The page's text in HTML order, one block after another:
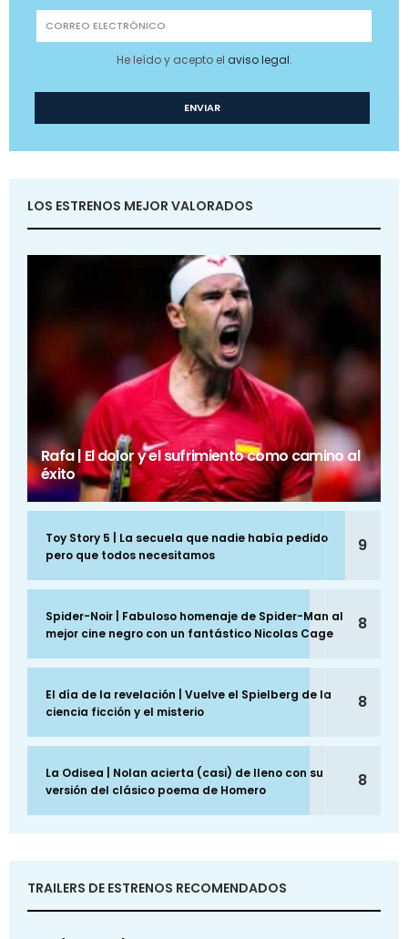
He leído y acepto el aviso legal.
LOS ESTRENOS MEJOR VALORADOS
Rafa | El dolor y el sufrimiento como camino al
éxito
Toy Story 5 | La secuela que nadie había pedido
pero que todos necesitamos
9
Spider-Noir | Fabuloso homenaje de Spider-Man al
mejor cine negro con un fantástico Nicolas Cage
8
El día de la revelación | Vuelve el Spielberg de la
ciencia ficción y el misterio
8
La Odisea | Nolan acierta (casi) de lleno con su
versión del clásico poema de Homero
8
TRAILERS DE ESTRENOS RECOMENDADOS